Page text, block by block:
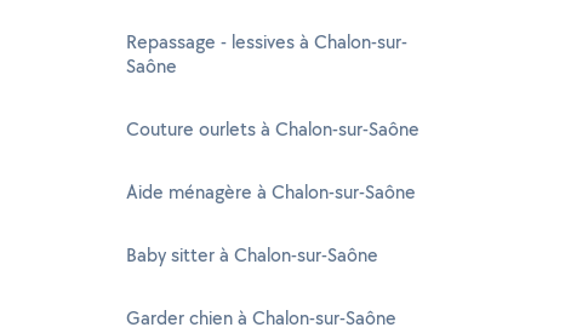
Repassage - lessives à Chalon-sur-
Saône
Couture ourlets à Chalon-sur-Saône
Aide ménagère à Chalon-sur-Saône
Baby sitter à Chalon-sur-Saône
Garder chien à Chalon-sur-Saône